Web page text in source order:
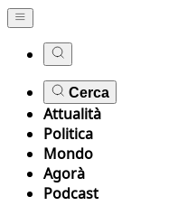
Cerca
Attualità
Politica
Mondo
Agorà
Podcast